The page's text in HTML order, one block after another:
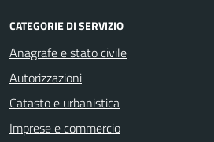
CATEGORIE DI SERVIZIO
Anagrafe e stato civile
Autorizzazioni
Catasto e urbanistica
Imprese e commercio